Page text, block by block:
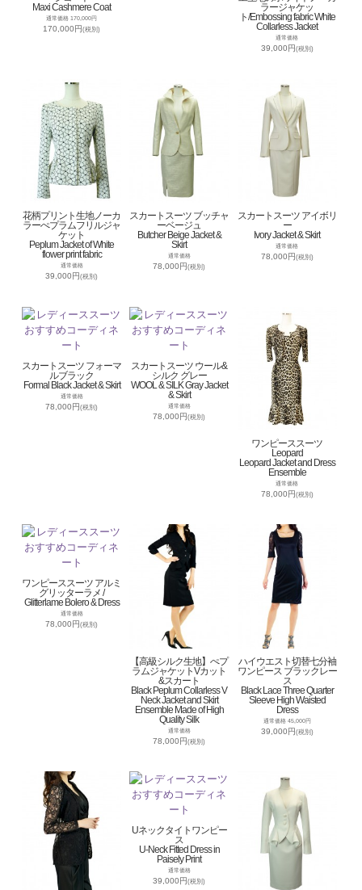
Maxi Cashmere Coat
通常価格 170,000円
170,000円(税別)
ラージャケッ
ト/Embossing fabric White
Collarless Jacket
通常価格
39,000円(税別)
花柄プリント生地ノーカ
ラーぺプラムフリルジャ
ケット
Peplum Jacket of White
flower print fabric
通常価格
39,000円(税別)
スカートスーツ ブッチャ
ーベージュ
Butcher Beige Jacket &
Skirt
通常価格
78,000円(税別)
スカートスーツ アイボリ
ー
Ivory Jacket & Skirt
通常価格
78,000円(税別)
スカートスーツ フォーマ
ルブラック
Formal Black Jacket & Skirt
通常価格
78,000円(税別)
スカートスーツ ウール&
シルク グレー
WOOL & SILK Gray Jacket
& Skirt
通常価格
78,000円(税別)
ワンピーススーツ
Leopard
Leopard Jacket and Dress
Ensemble
通常価格
78,000円(税別)
ワンピーススーツ アルミ
グリッターラメ /
Glitterlame Bolero & Dress
通常価格
78,000円(税別)
【高級シルク生地】ぺプ
ラムジャケットVカット
&スカート
Black Peplum Collarless V
Neck Jacket and Skirt
Ensemble Made of High
Quality Silk
通常価格
78,000円(税別)
ハイウエスト切替七分袖
ワンピース ブラックレー
ス
Black Lace Three Quarter
Sleeve High Waisted
Dress
通常価格 45,000円
39,000円(税別)
Uネックタイトワンピー
ス
U-Neck Fitted Dress in
Paisely Print
通常価格
39,000円(税別)